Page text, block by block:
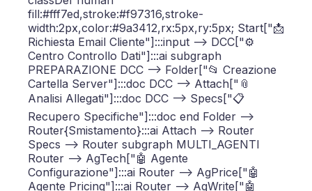
fill:#fff7ed,stroke:#f97316,stroke-
width:2px,color:#9a3412,rx:5px,ry:5px; Start["📩
Richiesta Email Cliente"]:::input --> DCC["⚙️
Centro Controllo Dati"]:::ai subgraph
PREPARAZIONE DCC --> Folder["📂 Creazione
Cartella Server"]:::doc DCC --> Attach["📎
Analisi Allegati"]:::doc DCC --> Specs["📋
Recupero Specifiche"]:::doc end Folder -->
Router{Smistamento}:::ai Attach --> Router
Specs --> Router subgraph MULTI_AGENTI
Router --> AgTech["🤖 Agente
Configurazione"]:::ai Router --> AgPrice["🤖
Agente Pricing"]:::ai Router --> AgWrite["🤖